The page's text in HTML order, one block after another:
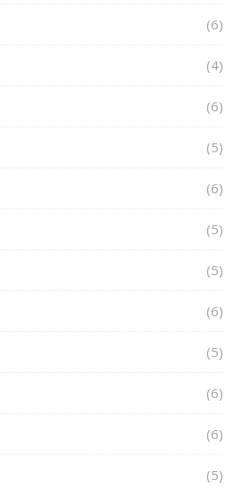
(6)
(4)
(6)
(5)
(6)
(5)
(5)
(6)
(5)
(6)
(6)
(5)